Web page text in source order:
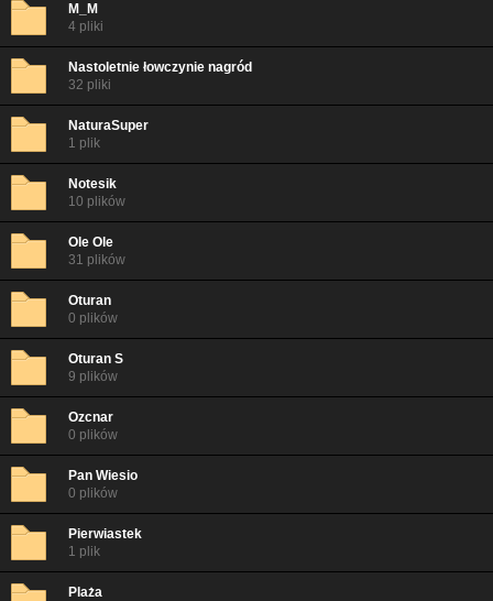
M_M
4 pliki
Nastoletnie łowczynie nagród
32 pliki
NaturaSuper
1 plik
Notesik
10 plików
Ole Ole
31 plików
Oturan
0 plików
Oturan S
9 plików
Ozcnar
0 plików
Pan Wiesio
0 plików
Pierwiastek
1 plik
Plaża